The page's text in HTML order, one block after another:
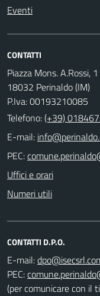
Eventi
CONTATTI
Piazza Mons. A.Rossi, 1
18032 Perinaldo (IM)
P.Iva: 00193210085
Telefono:(+39)
E-mail:
PEC:
Uffici e orari
Numeri utili
CONTATTI D.P.O.
E-mail:
PEC:
(per comunicare con